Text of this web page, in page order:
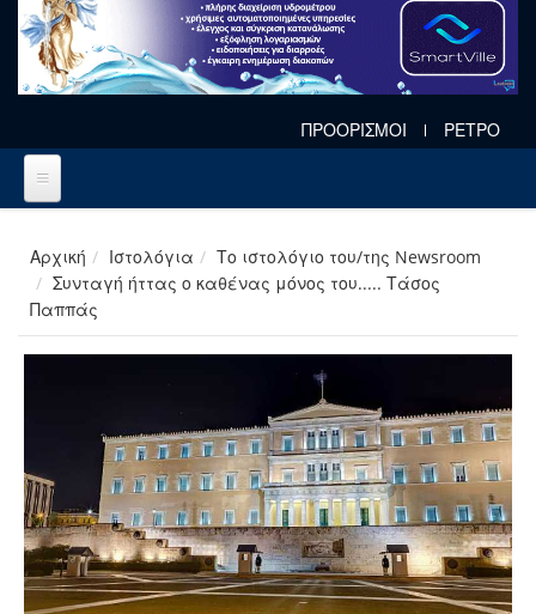
ΠΡΟΟΡΙΣΜΟΙ ΡΕΤΡΟ
Αρχική Ιστολόγια
Το ιστολόγιο του/της Newsroom
Συνταγή ήττας ο καθένας μόνος του..... Τάσος
Παππάς